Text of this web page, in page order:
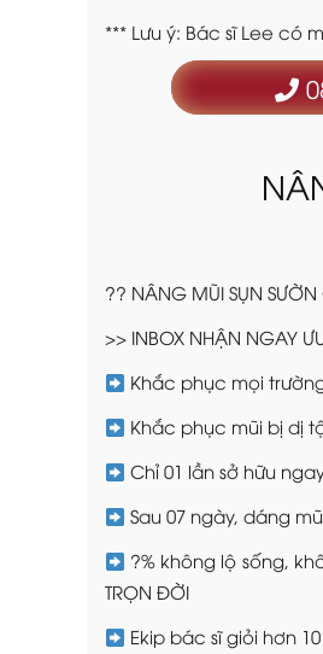
*** Lưu ý: Bác sĩ Lee có
?? NÂNG MŨI SỤN SƯỜN
>> INBOX NHẬN NGAY
Khắc phục mọi
Khắc phục mũi bị dị
Chỉ 01 lần sở hữu
Sau 07 ngày, dáng
?% không lộ sống,
TRỌN ĐỜI
Ekip bác sĩ giỏi hơn